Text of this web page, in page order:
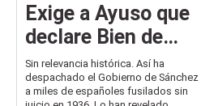
Exige a Ayuso que
declare Bien de
Interés Cultural el
cementerio de
Sin relevancia histórica. Así ha
despachado el Gobierno de Sánchez
a miles de españoles fusilados sin